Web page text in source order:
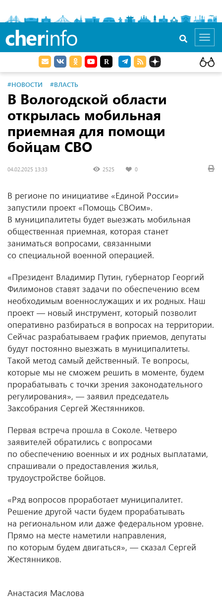
cherinfo
#НОВОСТИ #ВЛАСТЬ
В Вологодской области
открылась мобильная
приемная для помощи
бойцам СВО
04.02.2025 13:33 2525 0
В регионе по инициативе «Единой России»
запустили проект «Помощь СВОим».
В муниципалитеты будет выезжать мобильная
общественная приемная, которая станет
заниматься вопросами, связанными
со специальной военной операцией.
«Президент Владимир Путин, губернатор Георгий
Филимонов ставят задачи по обеспечению всем
необходимым военнослужащих и их родных. Наш
проект — новый инструмент, который позволит
оперативно разбираться в вопросах на территории.
Сейчас разрабатываем график приемов, депутаты
будут постоянно выезжать в муниципалитеты.
Такой метод самый действенный. Те вопросы,
которые мы не сможем решить в моменте, будем
прорабатывать с точки зрения законодательного
регулирования», — заявил председатель
Заксобрания Сергей Жестянников.
Первая встреча прошла в Соколе. Четверо
заявителей обратились с вопросами
по обеспечению военных и их родных выплатами,
спрашивали о предоставления жилья,
трудоустройстве бойцов.
«Ряд вопросов проработает муниципалитет.
Решение другой части будем прорабатывать
на региональном или даже федеральном уровне.
Прямо на месте наметили направления,
по которым будем двигаться», — сказал Сергей
Жестянников.
Анастасия Маслова